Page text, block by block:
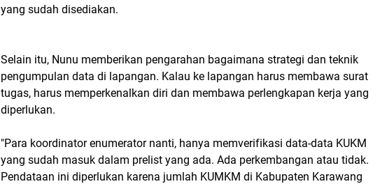
yang sudah disediakan.
Selain itu, Nunu memberikan pengarahan bagaimana strategi dan teknik
pengumpulan data di lapangan. Kalau ke lapangan harus membawa surat
tugas, harus memperkenalkan diri dan membawa perlengkapan kerja yang
diperlukan.
"Para koordinator enumerator nanti, hanya memverifikasi data-data KUKM
yang sudah masuk dalam prelist yang ada. Ada perkembangan atau tidak.
Pendataan ini diperlukan karena jumlah KUMKM di Kabupaten Karawang